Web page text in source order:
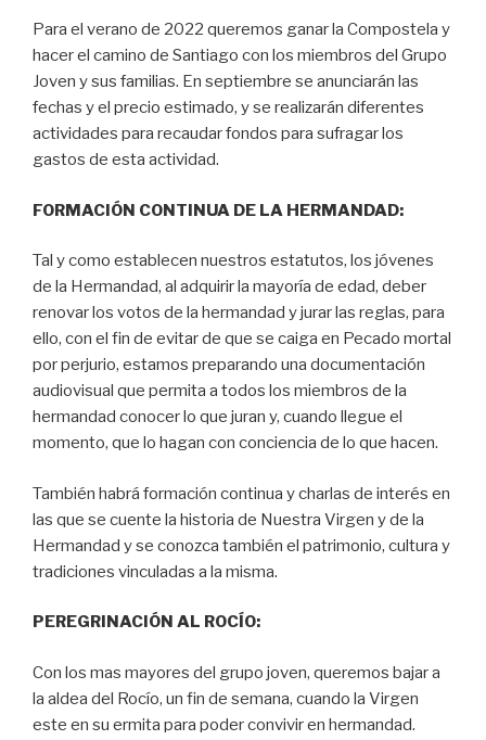
Para el verano de 2022 queremos ganar la Compostela y
hacer el camino de Santiago con los miembros del Grupo
Joven y sus familias. En septiembre se anunciarán las
fechas y el precio estimado, y se realizarán diferentes
actividades para recaudar fondos para sufragar los
gastos de esta actividad.
FORMACIÓN CONTINUA DE LA HERMANDAD:
Tal y como establecen nuestros estatutos, los jóvenes
de la Hermandad, al adquirir la mayoría de edad, deber
renovar los votos de la hermandad y jurar las reglas, para
ello, con el fin de evitar de que se caiga en Pecado mortal
por perjurio, estamos preparando una documentación
audiovisual que permita a todos los miembros de la
hermandad conocer lo que juran y, cuando llegue el
momento, que lo hagan con conciencia de lo que hacen.
También habrá formación continua y charlas de interés en
las que se cuente la historia de Nuestra Virgen y de la
Hermandad y se conozca también el patrimonio, cultura y
tradiciones vinculadas a la misma.
PEREGRINACIÓN AL ROCÍO:
Con los mas mayores del grupo joven, queremos bajar a
la aldea del Rocío, un fin de semana, cuando la Virgen
este en su ermita para poder convivir en hermandad.